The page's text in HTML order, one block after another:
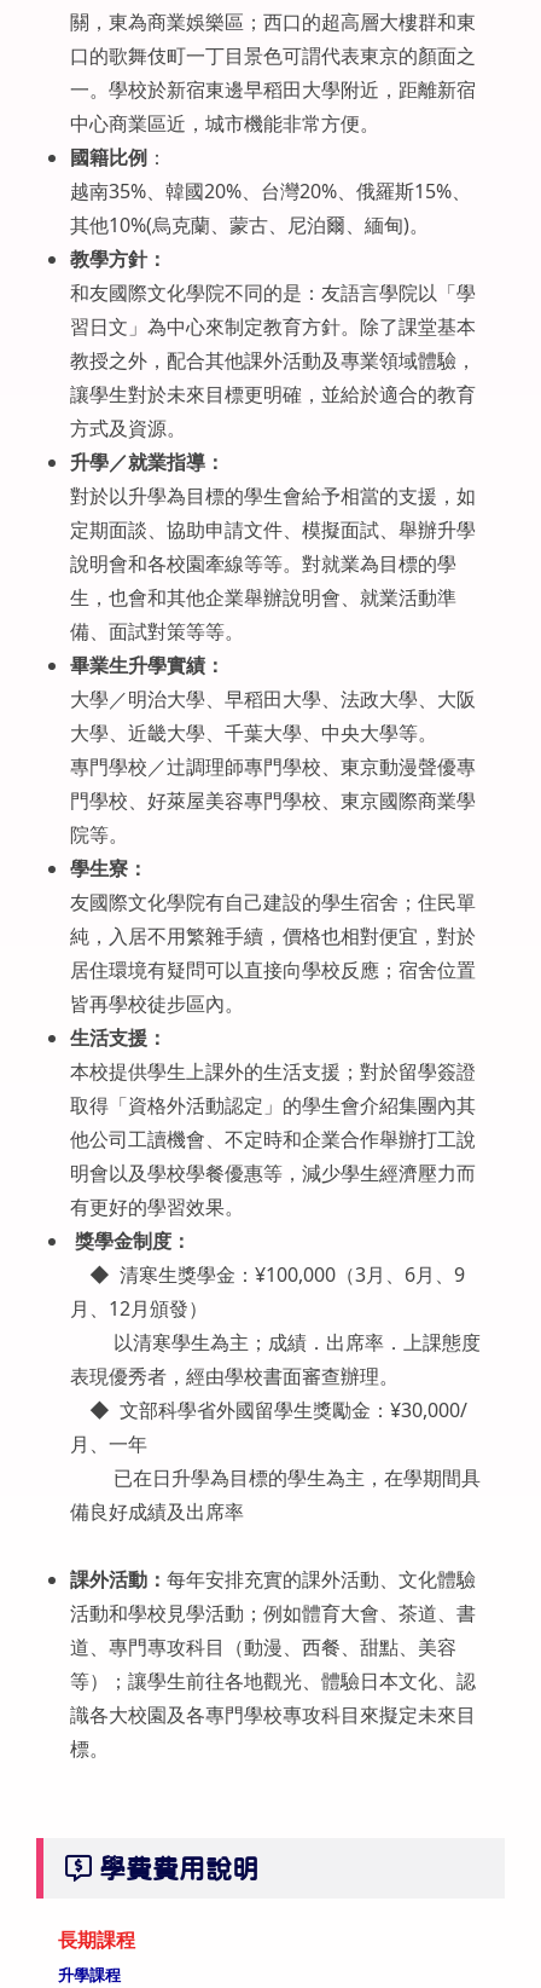
關，東為商業娛樂區；西口的超高層大樓群和東
口的歌舞伎町一丁目景色可謂代表東京的顏面之
一。學校於新宿東邊早稻田大學附近，距離新宿
中心商業區近，城市機能非常方便。
國籍比例 ：
越南35%、韓國20%、台灣20%、俄羅斯15%、
其他10%(烏克蘭、蒙古、尼泊爾、緬甸)。
教學方針：
和友國際文化學院不同的是：友語言學院以「學
習日文」為中心來制定教育方針。除了課堂基本
教授之外，配合其他課外活動及專業領域體驗，
讓學生對於未來目標更明確，並給於適合的教育
方式及資源。
升學／就業指導：
對於以升學為目標的學生會給予相當的支援，如
定期面談、協助申請文件、模擬面試、舉辦升學
說明會和各校園牽線等等。對就業為目標的學
生，也會和其他企業舉辦說明會、就業活動準
備、面試對策等等。
畢業生升學實績：
大學／明治大學、早稻田大學、法政大學、大阪
大學、近畿大學、千葉大學、中央大學等。
專門學校／辻調理師專門學校、東京動漫聲優專
門學校、好萊屋美容專門學校、東京國際商業學
院等。
學生寮：
友國際文化學院有自己建設的學生宿舍；住民單
純，入居不用繁雜手續，價格也相對便宜，對於
居住環境有疑問可以直接向學校反應；宿舍位置
皆再學校徒步區內。
生活支援：
本校提供學生上課外的生活支援；對於留學簽證
取得「資格外活動認定」的學生會介紹集團內其
他公司工讀機會、不定時和企業合作舉辦打工說
明會以及學校學餐優惠等，減少學生經濟壓力而
有更好的學習效果。
獎學金制度：
◆ 清寒生獎學金：¥100,000（3月、6月、9
月、12月頒發）
以清寒學生為主；成績．出席率．上課態度
表現優秀者，經由學校書面審查辦理。
◆ 文部科學省外國留學生獎勵金：¥30,000/
月、一年
已在日升學為目標的學生為主，在學期間具
備良好成績及出席率
課外活動：每年安排充實的課外活動、文化體驗
活動和學校見學活動；例如體育大會、茶道、書
道、專門專攻科目（動漫、西餐、甜點、美容
等）；讓學生前往各地觀光、體驗日本文化、認
識各大校園及各專門學校專攻科目來擬定未來目
標。
學費費用說明
長期課程
升學課程